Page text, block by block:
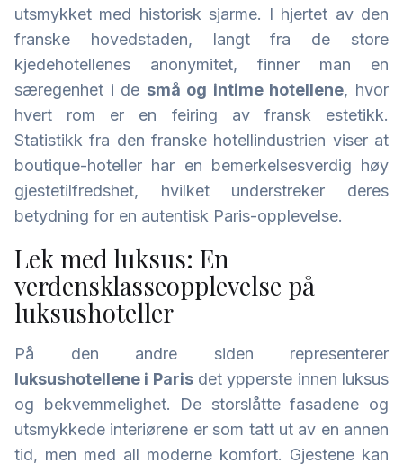
utsmykket med historisk sjarme. I hjertet av den
franske hovedstaden, langt fra de store
kjedehotellenes anonymitet, finner man en
særegenhet i de små og intime hotellene, hvor
hvert rom er en feiring av fransk estetikk.
Statistikk fra den franske hotellindustrien viser at
boutique-hoteller har en bemerkelsesverdig høy
gjestetilfredshet, hvilket understreker deres
betydning for en autentisk Paris-opplevelse.
Lek med luksus: En
verdensklasseopplevelse på
luksushoteller
På den andre siden representerer
luksushotellene i Parisdet ypperste innen luksus
og bekvemmelighet. De storslåtte fasadene og
utsmykkede interiørene er som tatt ut av en annen
tid, men med all moderne komfort. Gjestene kan